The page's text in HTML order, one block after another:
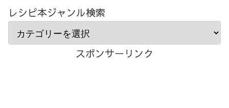
レシピ本ジャンル検索
スポンサーリンク